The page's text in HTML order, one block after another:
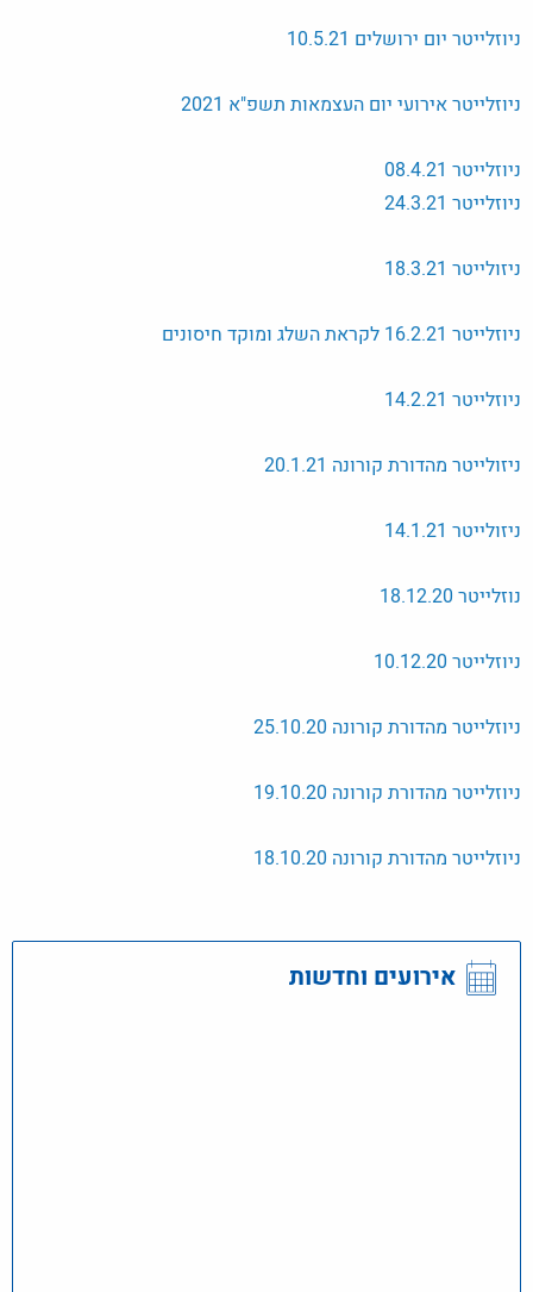
ניוזלייטר יום ירושלים 10.5.21
ניוזלייטר אירועי יום העצמאות תשפ"א 2021
ניוזלייטר 08.4.21
ניוזלייטר 24.3.21
ניזולייטר 18.3.21
ניוזלייטר 16.2.21 לקראת השלג ומוקד חיסונים
ניוזלייטר 14.2.21
ניזולייטר מהדורת קורונה 20.1.21
ניזולייטר 14.1.21
נוזלייטר 18.12.20
ניוזלייטר 10.12.20
ניוזלייטר מהדורת קורונה 25.10.20
ניוזלייטר מהדורת קורונה 19.10.20
ניוזלייטר מהדורת קורונה 18.10.20
אירועים וחדשות